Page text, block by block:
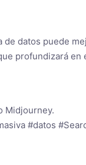
datos puede
profundizará
Midjourney.
#datos